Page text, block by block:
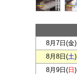
8月7日(金)
8月8日(土)
8月9日(日 )